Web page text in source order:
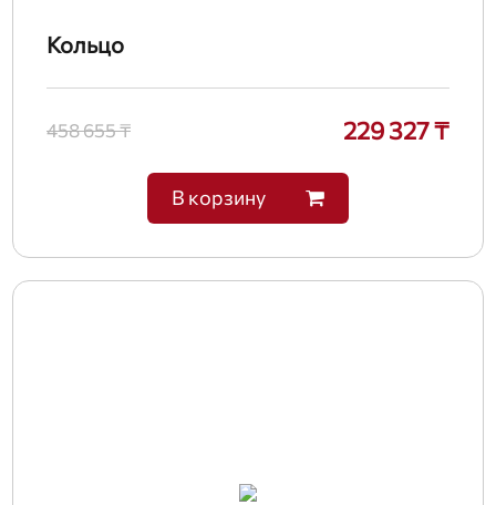
Кольцо
458 655 ₸ 229 327 ₸
В корзину